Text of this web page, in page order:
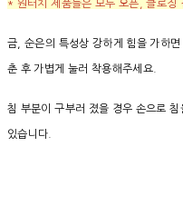
* 원터치 제품들은 모두 오픈, 클로징
금, 순은의 특성상 강하게 힘을 가하
춘 후 가볍게 눌러 착용해주세요.
침 부분이 구부러 졌을 경우 손으로
있습니다.